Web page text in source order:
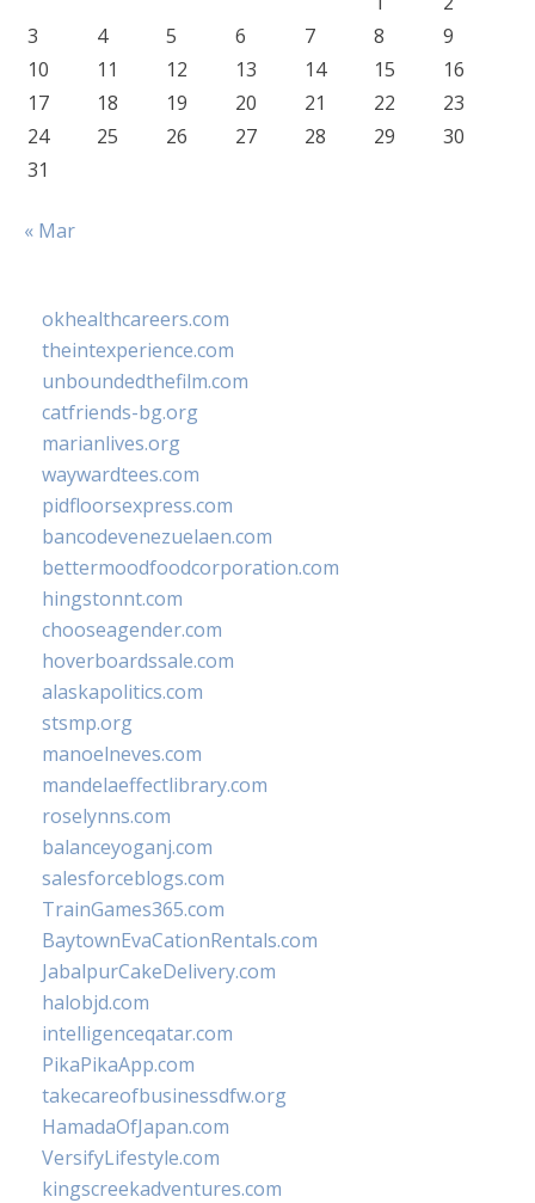
3
4 5 6 7 8
9
10
11 12 13 14 15
16
17
18 19 20 21 22
23
24
25 26 27 28 29
30
31
« Mar
okhealthcareers.com
theintexperience.com
unboundedthefilm.com
catfriends-bg.org
marianlives.org
waywardtees.com
pidfloorsexpress.com
bancodevenezuelaen.com
bettermoodfoodcorporation.com
hingstonnt.com
chooseagender.com
hoverboardssale.com
alaskapolitics.com
stsmp.org
manoelneves.com
mandelaeffectlibrary.com
roselynns.com
balanceyoganj.com
salesforceblogs.com
TrainGames365.com
BaytownEvaCationRentals.com
JabalpurCakeDelivery.com
halobjd.com
intelligenceqatar.com
PikaPikaApp.com
takecareofbusinessdfw.org
HamadaOfJapan.com
VersifyLifestyle.com
kingscreekadventures.com